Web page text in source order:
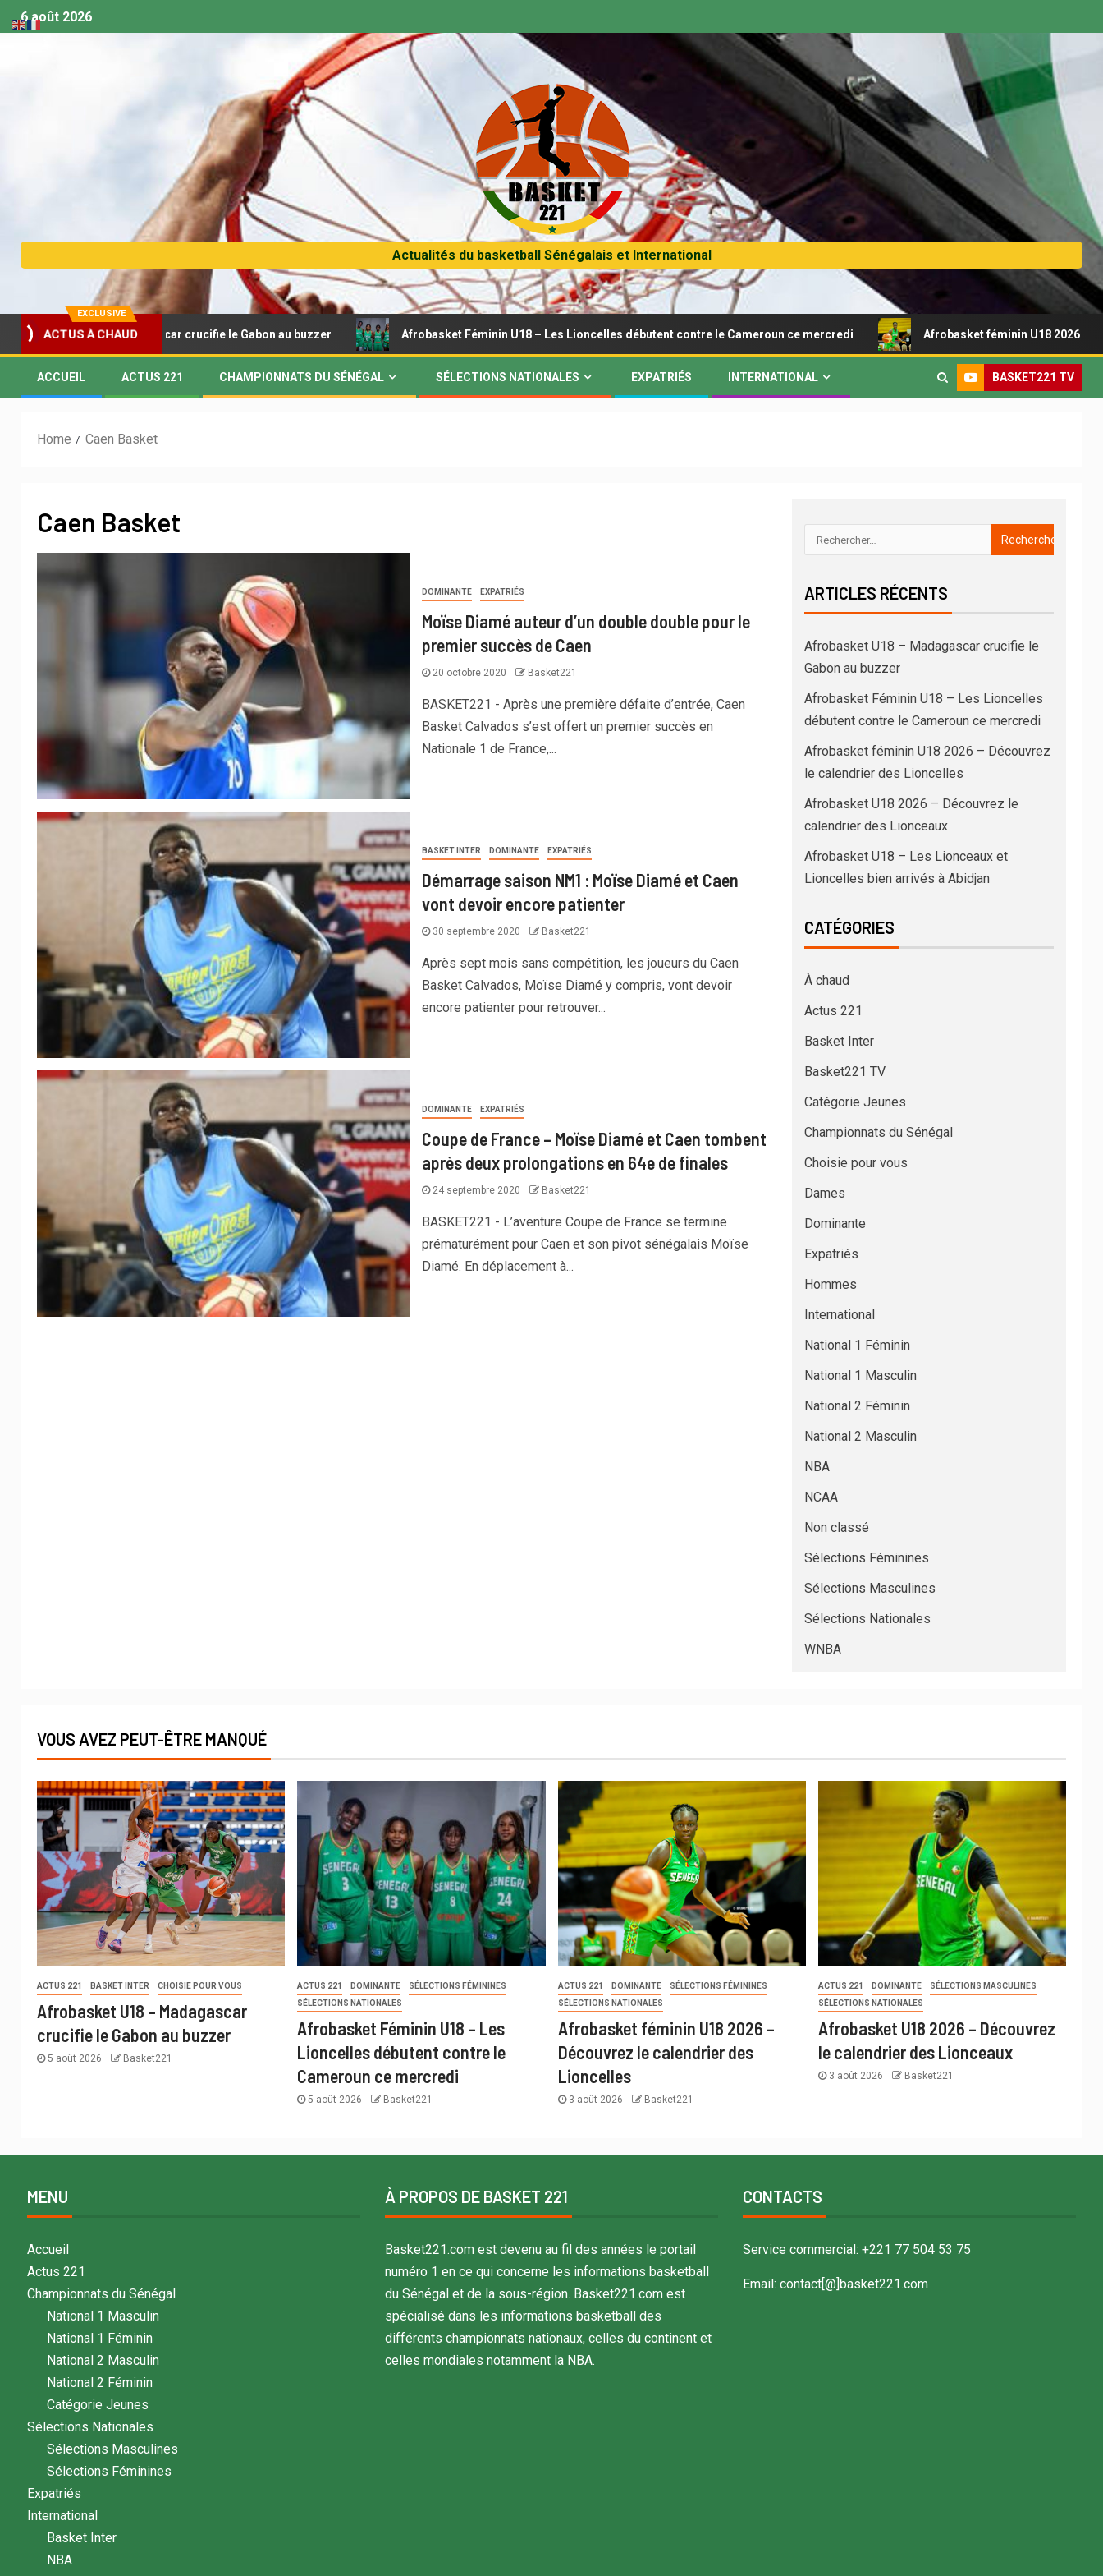
6 août 2026
Actualités du basketball Sénégalais et International
EXCLUSIVE
ACTUS À CHAUD
U18 – Madagascar crucifie le Gabon au buzzer Afrobasket Féminin U18 – Les Lioncelles débutent contre le Cameroun ce mercredi Afrobasket féminin U18 2026 –
ACCUEIL ACTUS 221 CHAMPIONNATS DU SÉNÉGAL SÉLECTIONS NATIONALES EXPATRIÉS INTERNATIONAL BASKET221 TV
Home Caen Basket
Caen Basket
DOMINANTE EXPATRIÉS
Moïse Diamé auteur d’un double double pour le
premier succès de Caen
20 octobre 2020 Basket221
BASKET221 - Après une première défaite d’entrée, Caen
Basket Calvados s’est offert un premier succès en
Nationale 1 de France,...
BASKET INTER DOMINANTE EXPATRIÉS
Démarrage saison NM1 : Moïse Diamé et Caen
vont devoir encore patienter
30 septembre 2020 Basket221
Après sept mois sans compétition, les joueurs du Caen
Basket Calvados, Moïse Diamé y compris, vont devoir
encore patienter pour retrouver...
DOMINANTE EXPATRIÉS
Coupe de France – Moïse Diamé et Caen tombent
après deux prolongations en 64e de finales
24 septembre 2020 Basket221
BASKET221 - L’aventure Coupe de France se termine
prématurément pour Caen et son pivot sénégalais Moïse
Diamé. En déplacement à...
ARTICLES RÉCENTS
Afrobasket U18 – Madagascar crucifie le
Gabon au buzzer
Afrobasket Féminin U18 – Les Lioncelles
débutent contre le Cameroun ce mercredi
Afrobasket féminin U18 2026 – Découvrez
le calendrier des Lioncelles
Afrobasket U18 2026 – Découvrez le
calendrier des Lionceaux
Afrobasket U18 – Les Lionceaux et
Lioncelles bien arrivés à Abidjan
CATÉGORIES
À chaud
Actus 221
Basket Inter
Basket221 TV
Catégorie Jeunes
Championnats du Sénégal
Choisie pour vous
Dames
Dominante
Expatriés
Hommes
International
National 1 Féminin
National 1 Masculin
National 2 Féminin
National 2 Masculin
NBA
NCAA
Non classé
Sélections Féminines
Sélections Masculines
Sélections Nationales
WNBA
VOUS AVEZ PEUT-ÊTRE MANQUÉ
ACTUS 221 BASKET INTER CHOISIE POUR VOUS
Afrobasket U18 – Madagascar
crucifie le Gabon au buzzer
5 août 2026 Basket221
ACTUS 221 DOMINANTE
SÉLECTIONS FÉMININES
SÉLECTIONS NATIONALES
Afrobasket Féminin U18 – Les
Lioncelles débutent contre le
Cameroun ce mercredi
5 août 2026 Basket221
ACTUS 221 DOMINANTE
SÉLECTIONS FÉMININES
SÉLECTIONS NATIONALES
Afrobasket féminin U18 2026 –
Découvrez le calendrier des
Lioncelles
3 août 2026 Basket221
ACTUS 221 DOMINANTE
SÉLECTIONS MASCULINES
SÉLECTIONS NATIONALES
Afrobasket U18 2026 – Découvrez
le calendrier des Lionceaux
3 août 2026 Basket221
MENU
Accueil
Actus 221
Championnats du Sénégal
National 1 Masculin
National 1 Féminin
National 2 Masculin
National 2 Féminin
Catégorie Jeunes
Sélections Nationales
Sélections Masculines
Sélections Féminines
Expatriés
International
Basket Inter
NBA
À PROPOS DE BASKET 221
Basket221.com est devenu au fil des années le portail
numéro 1 en ce qui concerne les informations basketball
du Sénégal et de la sous-région. Basket221.com est
spécialisé dans les informations basketball des
différents championnats nationaux, celles du continent et
celles mondiales notamment la NBA.
CONTACTS
Service commercial: +221 77 504 53 75
Email: contact[@]basket221.com